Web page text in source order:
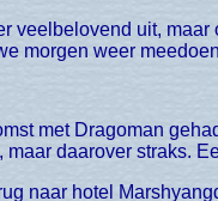
morgen weer
daarover straks.